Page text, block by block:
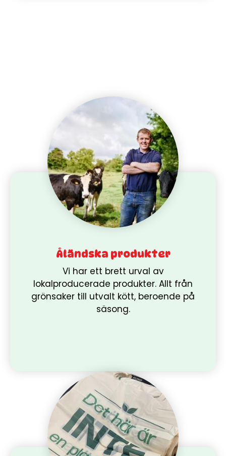
Åländska produkter
Vi har ett brett urval av
lokalproducerade produkter. Allt från
grönsaker till utvalt kött, beroende på
säsong.